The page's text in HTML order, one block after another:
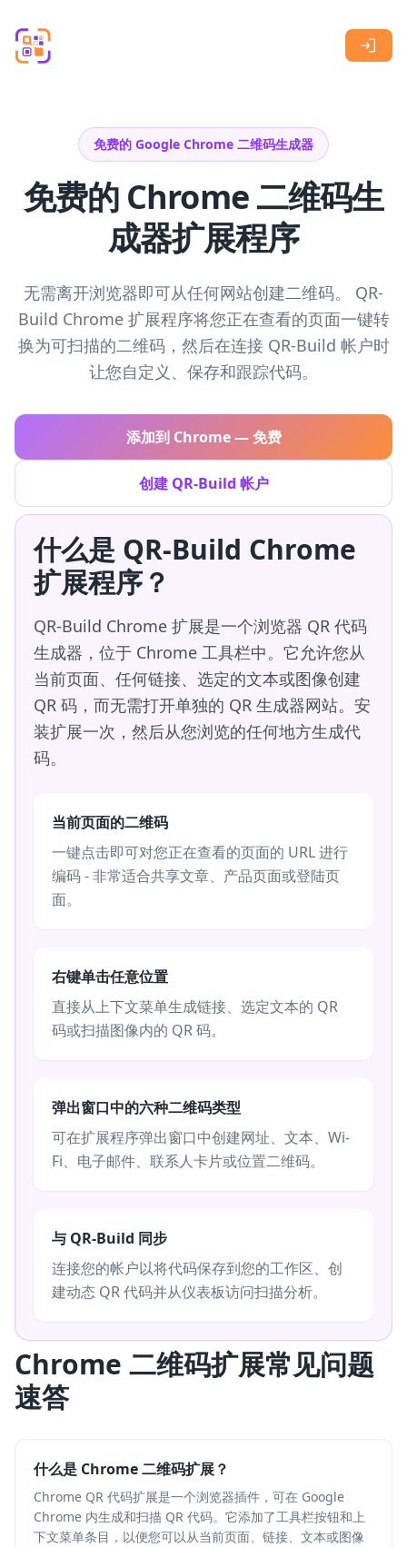
免费的 Google Chrome 二维码生成器
免费的 Chrome 二维码生
成器扩展程序
无需离开浏览器即可从任何网站创建二维码。 QR-
Build Chrome 扩展程序将您正在查看的页面一键转
换为可扫描的二维码，然后在连接 QR-Build 帐户时
让您自定义、保存和跟踪代码。
添加到 Chrome — 免费
创建 QR-Build 帐户
什么是 QR-Build Chrome
扩展程序？
QR-Build Chrome 扩展是一个浏览器 QR 代码
生成器，位于 Chrome 工具栏中。它允许您从
当前页面、任何链接、选定的文本或图像创建
QR 码，而无需打开单独的 QR 生成器网站。安
装扩展一次，然后从您浏览的任何地方生成代
码。
当前页面的二维码
一键点击即可对您正在查看的页面的 URL 进行
编码 - 非常适合共享文章、产品页面或登陆页
面。
右键单击任意位置
直接从上下文菜单生成链接、选定文本的 QR
码或扫描图像内的 QR 码。
弹出窗口中的六种二维码类型
可在扩展程序弹出窗口中创建网址、文本、Wi-
Fi、电子邮件、联系人卡片或位置二维码。
与 QR-Build 同步
连接您的帐户以将代码保存到您的工作区、创
建动态 QR 代码并从仪表板访问扫描分析。
Chrome 二维码扩展常见问题
速答
什么是 Chrome 二维码扩展？
Chrome QR 代码扩展是一个浏览器插件，可在 Google
Chrome 内生成和扫描 QR 代码。它添加了工具栏按钮和上
下文菜单条目，以便您可以从当前页面、链接、文本或图像